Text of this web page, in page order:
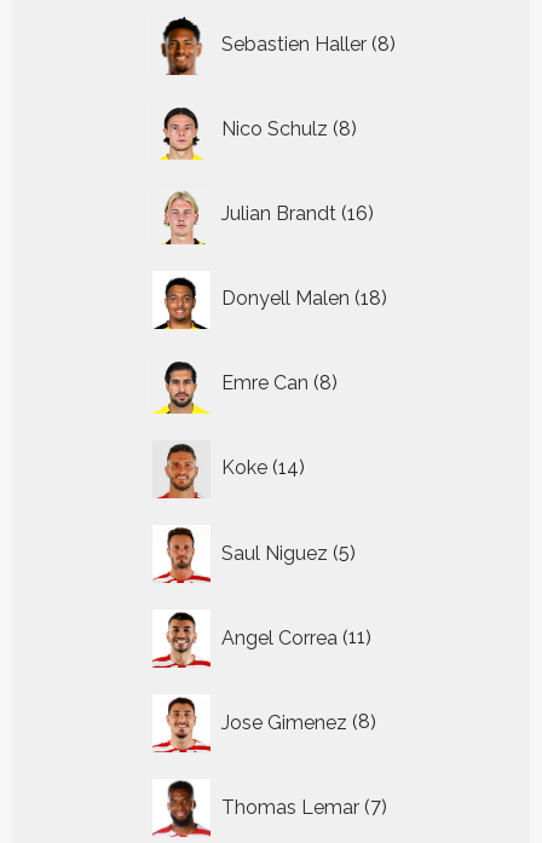
Sebastien Haller 8
producten
Nico Schulz 8
producten
Julian Brandt 16
producten
Donyell Malen 18
producten
Emre Can 8
producten
Koke 14
producten
Saul Niguez 5
producten
Angel Correa 11
producten
Jose Gimenez 8
producten
Thomas Lemar 7
producten